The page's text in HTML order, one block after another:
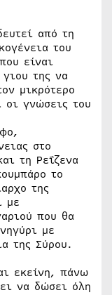
από τη
του
είναι
της να
μικρότερο
γνώσεις του
στο
τη Ρεΐζενα
το
της
με
που θα
με
της Σύρου.
εκείνη, πάνω
να δώσει όλη